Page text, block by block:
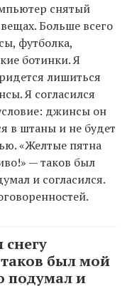
снятый
Больше всего
футболка,
ботинки. Я
лишиться
Я согласился
джинсы он
в штаны и не будет
«Желтые пятна
— таков был
и согласился.
был мой
подумал и